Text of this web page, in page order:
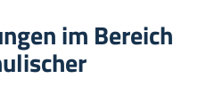
im Bereich